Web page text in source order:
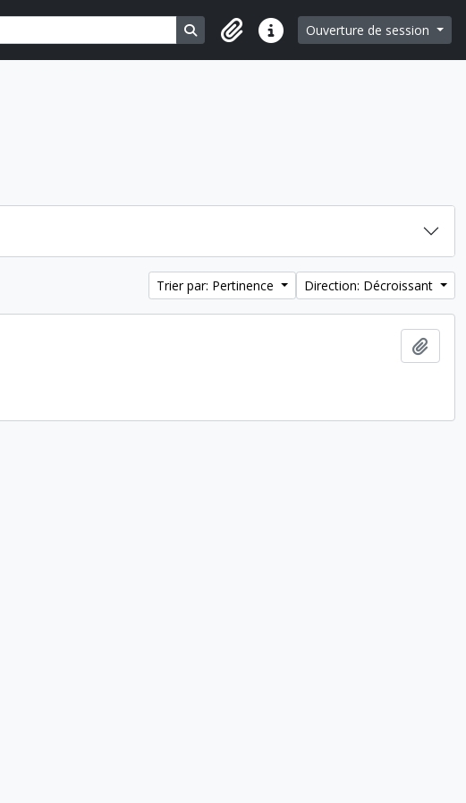
Search in browse page
Liens rapidesOuverture de session
Trier par: Pertinence Direction: Décroissant